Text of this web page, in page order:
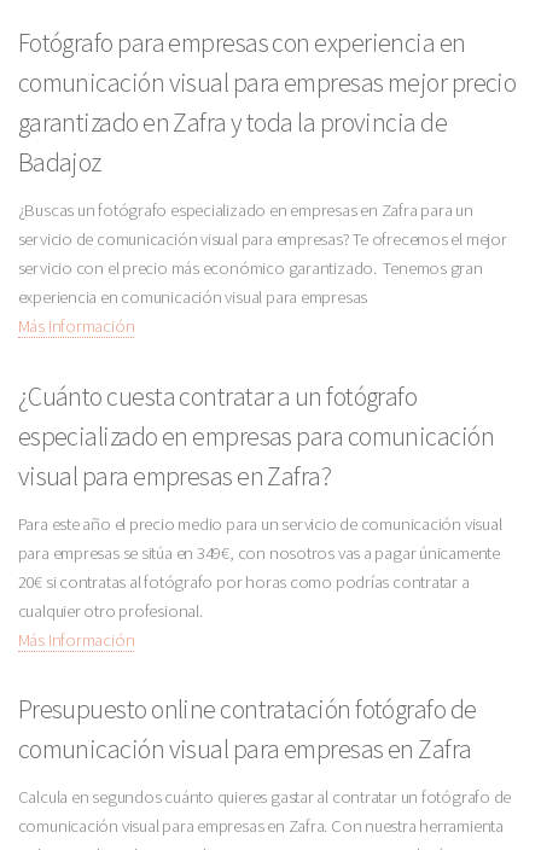
Fotógrafo para empresas con experiencia en
comunicación visual para empresas mejor precio
garantizado en Zafra y toda la provincia de
Badajoz
¿Buscas un fotógrafo especializado en empresas en Zafra para un
servicio de comunicación visual para empresas? Te ofrecemos el mejor
servicio con el precio más económico garantizado. Tenemos gran
experiencia en comunicación visual para empresas
Más Información
¿Cuánto cuesta contratar a un fotógrafo
especializado en empresas para comunicación
visual para empresas en Zafra?
Para este año el precio medio para un servicio de comunicación visual
para empresas se sitúa en 349€, con nosotros vas a pagar únicamente
20€ si contratas al fotógrafo por horas como podrías contratar a
cualquier otro profesional.
Más Información
Presupuesto online contratación fotógrafo de
comunicación visual para empresas en Zafra
Calcula en segundos cuánto quieres gastar al contratar un fotógrafo de
comunicación visual para empresas en Zafra. Con nuestra herramienta